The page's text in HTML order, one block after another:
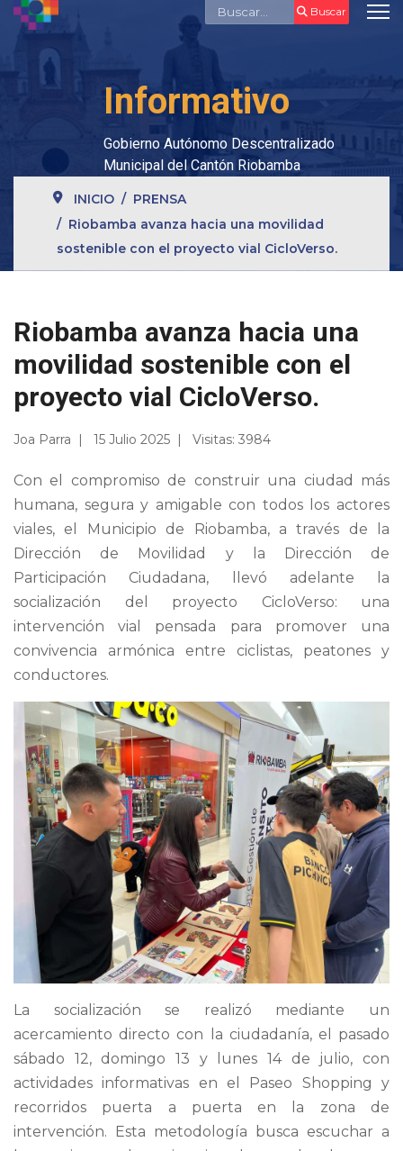
Buscar Buscar
Informativo
Gobierno Autónomo Descentralizado
Municipal del Cantón Riobamba
INICIO
PRENSA
Riobamba avanza hacia una movilidad
sostenible con el proyecto vial CicloVerso.
Riobamba avanza hacia una
movilidad sostenible con el
proyecto vial CicloVerso.
Joa Parra 15 Julio 2025 Visitas: 3984
Con el compromiso de construir una ciudad más
humana, segura y amigable con todos los actores
viales, el Municipio de Riobamba, a través de la
Dirección de Movilidad y la Dirección de
Participación Ciudadana, llevó adelante la
socialización del proyecto CicloVerso: una
intervención vial pensada para promover una
convivencia armónica entre ciclistas, peatones y
conductores.
La socialización se realizó mediante un
acercamiento directo con la ciudadanía, el pasado
sábado 12, domingo 13 y lunes 14 de julio, con
actividades informativas en el Paseo Shopping y
recorridos puerta a puerta en la zona de
intervención. Esta metodología busca escuchar a